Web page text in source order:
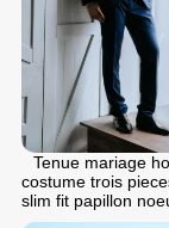
Tenue mariage
costume trois
slim fit papillon